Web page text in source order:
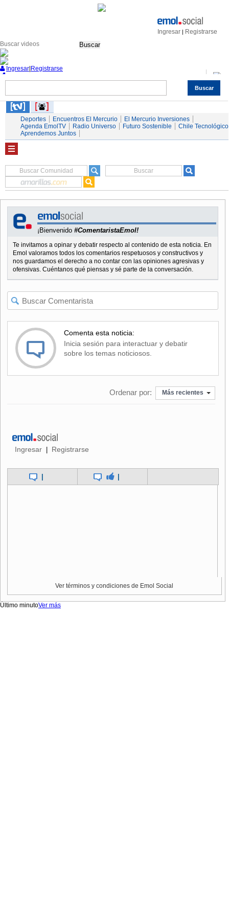
Ingresar | Registrarse
Buscar
Buscar
Ingresar Registrarse
Servicios
Deportes Encuentros El Mercurio
El Mercurio Inversiones
Agenda EmolTV
Radio Universo Futuro Sostenible
Chile Tecnológico
Aprendemos Juntos
¡Bienvenido #ComentaristaEmol!
Te invitamos a opinar y debatir respecto al contenido de esta noticia. En
Emol valoramos todos los comentarios respetuosos y constructivos y
nos guardamos el derecho a no contar con las opiniones agresivas y
ofensivas. Cuéntanos qué piensas y sé parte de la conversación.
Comenta esta noticia:
Inicia sesión para interactuar y debatir
sobre los temas noticiosos.
Ordenar por: Más recientes
Ingresar | Registrarse
| |
Ver términos y condiciones de Emol Social
Último minutoVer más